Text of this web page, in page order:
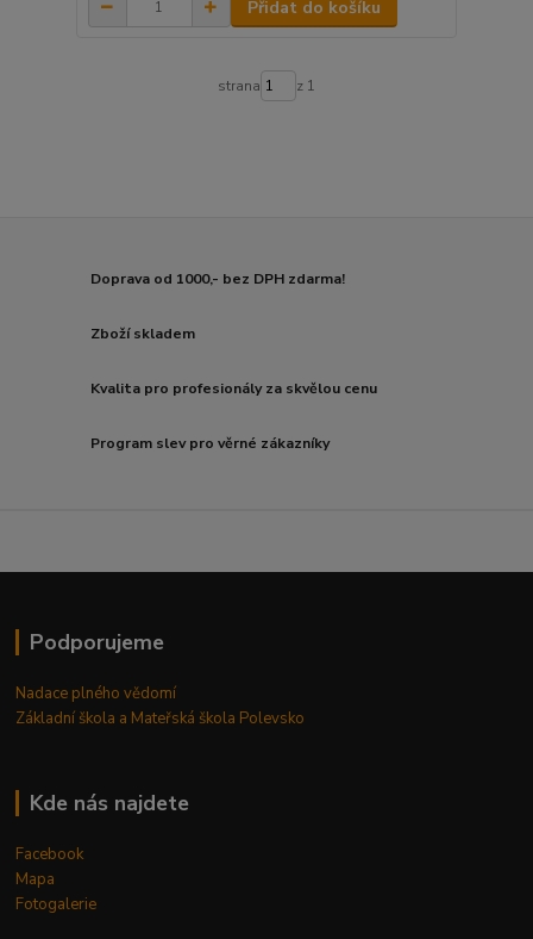
Přidat do košíku
strana z 1
Doprava od 1000,- bez DPH zdarma!
Zboží skladem
Kvalita pro profesionály za skvělou cenu
Program slev pro věrné zákazníky
Podporujeme
Nadace plného vědomí
Základní škola a Mateřská škola Polevsko
Kde nás najdete
Facebook
Mapa
Fotogalerie